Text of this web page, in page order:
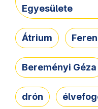
Egyesülete
Átrium
Bereményi Géza
drón